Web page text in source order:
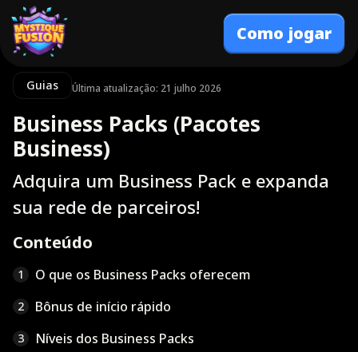
Como jogar
Guias Última atualização: 21 julho 2026
Business Packs (Pacotes
Business)
Adquira um Business Pack e expanda
sua rede de parceiros!
Conteúdo
1 O que os Business Packs oferecem
2 Bônus de início rápido
3 Níveis dos Business Packs